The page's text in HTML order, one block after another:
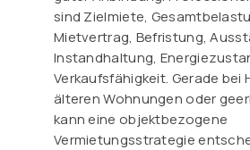
sind Zielmiete,
Mietvertrag, Befristung,
Instandhaltung,
Verkaufsfähigkeit. Gerade bei
älteren Wohnungen oder
kann eine objektbezogene
Vermietungsstrategie